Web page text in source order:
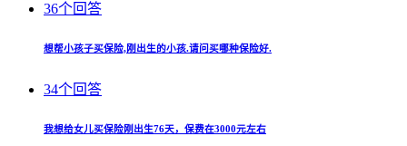
36个回答
想帮小孩子买保险,刚出生的小孩.请问买哪种保险好.
34个回答
我想给女儿买保险刚出生76天，保费在3000元左右